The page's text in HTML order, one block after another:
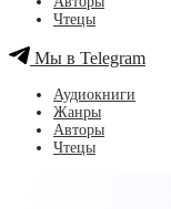
Чтецы
Мы в Telegram
Аудиокниги
Жанры
Авторы
Чтецы